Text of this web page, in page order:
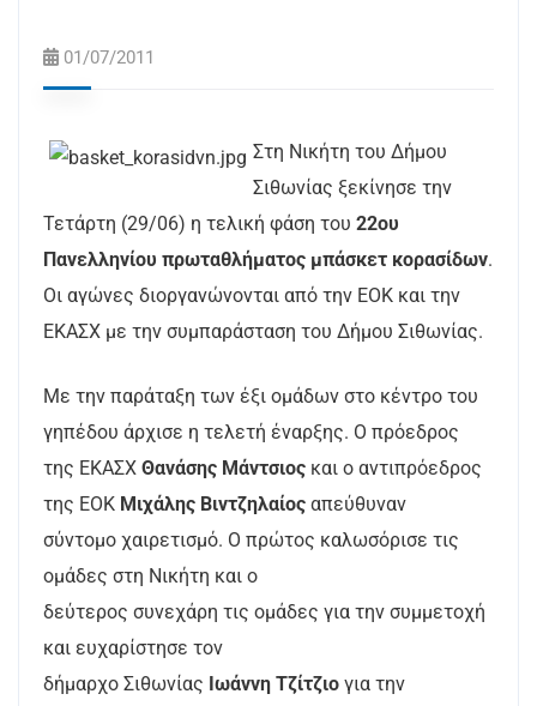
01/07/2011
Στη Νικήτη του Δήμου
Σιθωνίας ξεκίνησε την
Τετάρτη (29/06) η τελική φάση του 22ου
Πανελληνίου πρωταθλήματος μπάσκετ κορασίδων.
Οι αγώνες διοργανώνονται από την ΕΟΚ και την
ΕΚΑΣΧ με την συμπαράσταση του Δήμου Σιθωνίας.
Με την παράταξη των έξι ομάδων στο κέντρο του
γηπέδου άρχισε η τελετή έναρξης. Ο πρόεδρος
της ΕΚΑΣΧ Θανάσης Μάντσιος και ο αντιπρόεδρος
της ΕΟΚ Μιχάλης Βιντζηλαίος απεύθυναν
σύντομο χαιρετισμό. Ο πρώτος καλωσόρισε τις
ομάδες στη Νικήτη και ο
δεύτερος συνεχάρη τις ομάδες για την συμμετοχή
και ευχαρίστησε τον
δήμαρχο Σιθωνίας Ιωάννη Τζίτζιο για την